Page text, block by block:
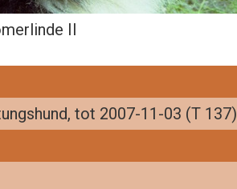
II
tot 2007-11-03 (T 137)